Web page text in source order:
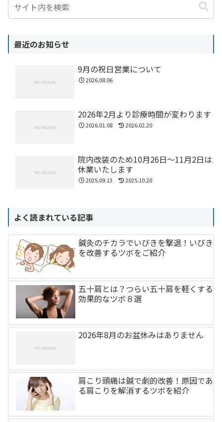
最近のお知らせ
9月の祝日営業について
2026.08.06
2026年2月より診療時間が変わります
2026.01.08 2026.02.20
院内改装のため10月26日〜11月2日は
休業いたします
2025.09.13 2025.10.20
よく読まれている記事
鍼灸のチカラでいびきを撃退！いびき
を改善するツボをご紹介
五十肩とは？つらい五十肩を軽くする
効果的なツボ８選
2026年8月のお盆休みはありません
肩こり頭痛は鍼で劇的改善！原因であ
る肩こりを解消するツボを紹介